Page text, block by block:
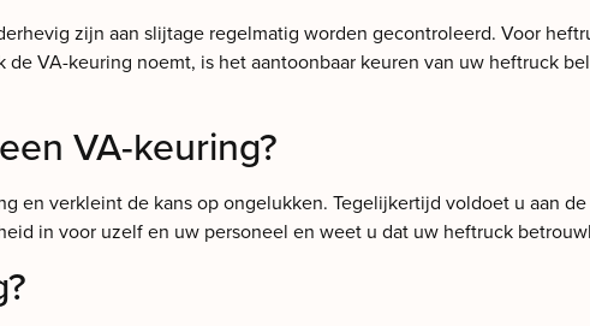
zijn aan slijtage regelmatig worden gecontroleerd. Voor
VA-keuring noemt, is het aantoonbaar keuren van uw heftruck
VA-keuring?
en verkleint de kans op ongelukken. Tegelijkertijd voldoet u aan
in voor uzelf en uw personeel en weet u dat uw heftruck